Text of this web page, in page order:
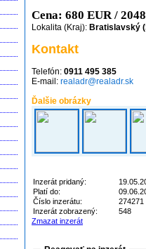
Cena: 680 EUR /
Lokalita (Kraj): Bratislavský
Kontakt
Telefón: 0911 495 385
E-mail: realadr@realadr.sk
Ďalšie obrázky
Inzerát pridaný:
Platí do:
Číslo inzerátu:
274271
Inzerát zobrazený:
548
Zmazat inzerát